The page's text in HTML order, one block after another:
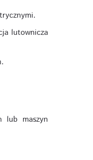
lutownicza
lub maszyn